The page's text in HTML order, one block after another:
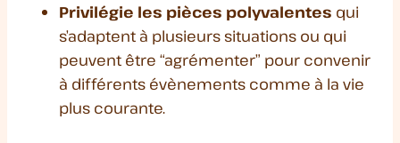
Privilégie les pièces polyvalentes qui
s’adaptent à plusieurs situations ou qui
peuvent être “agrémenter” pour convenir
à différents évènements comme à la vie
plus courante.